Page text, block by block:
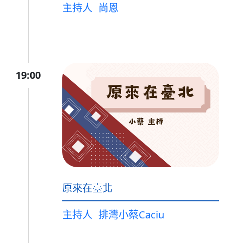
主持人 尚恩
19:00
原來在臺北
主持人 排灣小蔡Caciu